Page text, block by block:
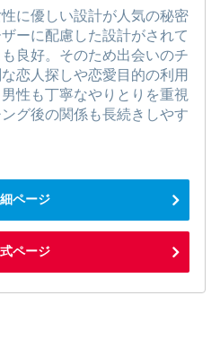
に優しい設計が人気の秘密
ーに配慮した設計がされて
良好。そのため出会いのチ
恋人探しや恋愛目的の利用
性も丁寧なやりとりを重視
グ後の関係も長続きしやす
ページ
ページ